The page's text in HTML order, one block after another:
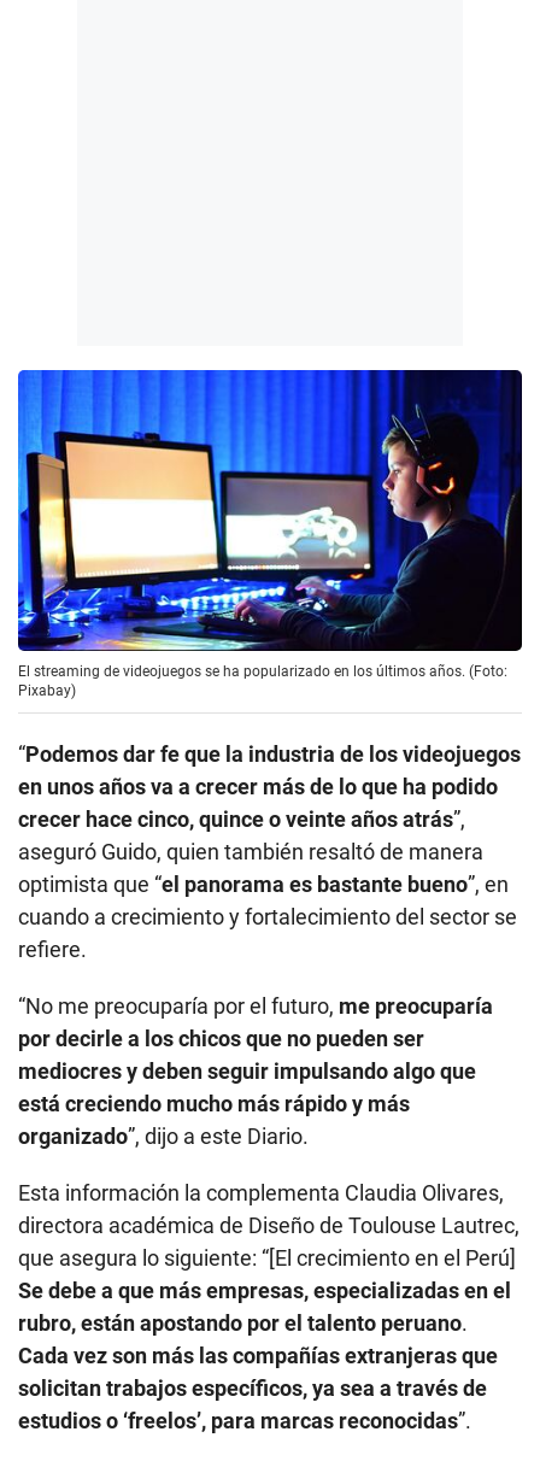
El streaming de videojuegos se ha popularizado en los últimos años. (Foto:
Pixabay)
“Podemos dar fe que la industria de los videojuegos
en unos años va a crecer más de lo que ha podido
crecer hace cinco, quince o veinte años atrás”,
aseguró Guido, quien también resaltó de manera
optimista que “el panorama es bastante bueno”, en
cuando a crecimiento y fortalecimiento del sector se
refiere.
“No me preocuparía por el futuro, me preocuparía
por decirle a los chicos que no pueden ser
mediocres y deben seguir impulsando algo que
está creciendo mucho más rápido y más
organizado”, dijo a este Diario.
Esta información la complementa Claudia Olivares,
directora académica de Diseño de Toulouse Lautrec,
que asegura lo siguiente: “[El crecimiento en el Perú]
Se debe a que más empresas, especializadas en el
rubro, están apostando por el talento peruano.
Cada vez son más las compañías extranjeras que
solicitan trabajos específicos, ya sea a través de
estudios o ‘freelos’, para marcas reconocidas”.